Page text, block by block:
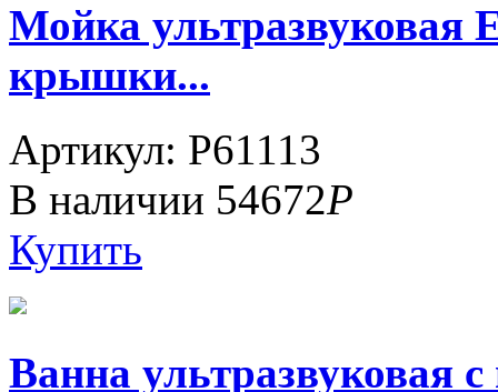
Мойка ультразвуковая
крышки...
Артикул: P61113
В наличии 54672Р
Купить
Ванна ультразвуковая